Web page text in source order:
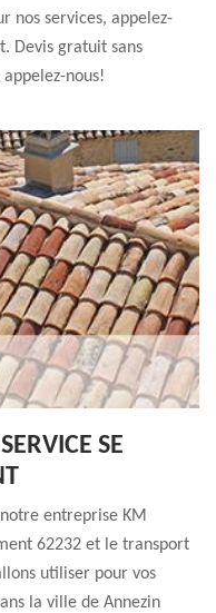
nos services, appelez-
Devis gratuit sans
nous!
SE
entreprise KM
62232 et le transport
utiliser pour vos
la ville de Annezin